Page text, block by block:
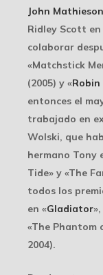
John Mathieson
Ridley Scott
colaborar
«Matchstick
(2005) y «Robin
entonces el
trabajado en
Wolski, que
hermano Tony
Tide» y «The
todos los
en «Gladiator
«The Phantom
2004).